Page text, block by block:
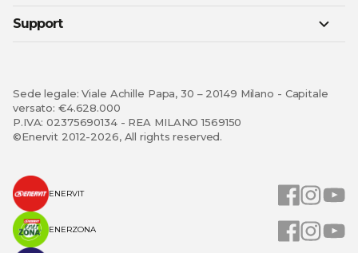
Support
Sede legale: Viale Achille Papa, 30 – 20149 Milano - Capitale
versato: €4.628.000
P.IVA: 02375690134 - REA MILANO 1569150
©Enervit 2012-2026, All rights reserved.
ENERVIT
ENERZONA